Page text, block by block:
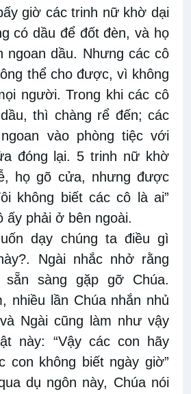
giờ các trinh nữ khờ dại
có dầu để đốt đèn, và họ
ngoan dầu. Nhưng các cô
thể cho được, vì không
người. Trong khi các cô
thì chàng rể đến; các
vào phòng tiệc với
đóng lại. 5 trinh nữ khờ
họ gõ cửa, nhưng được
không biết các cô là ai”
ấy phải ở bên ngoài.
dạy chúng ta điều gì
Ngài nhắc nhở rằng
sẵn sàng gặp gỡ Chúa.
nhiều lần Chúa nhắn nhủ
Ngài cũng làm như vậy
này: “Vậy các con hãy
con không biết ngày giờ”
dụ ngôn này, Chúa nói